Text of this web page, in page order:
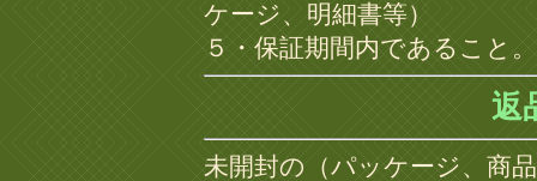
ケージ、明細書等）
５・保証期間内であること。
返
未開封の（パッケージ、商